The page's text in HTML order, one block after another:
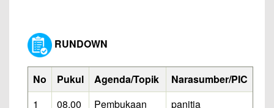
RUNDOWN
No Pukul Agenda/Topik
Narasumber/PIC
1
08.00
Pembukaan panitia